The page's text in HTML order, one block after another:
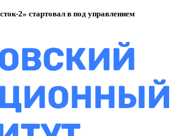
2» стартовал в под управлением